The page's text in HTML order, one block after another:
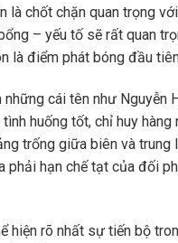
là chốt chặn quan trọng
– yếu tố sẽ rất quan
là điểm phát bóng đầu
cái tên như Nguyễn
huống tốt, chỉ huy
trống giữa biên và
phải hạn chế tạt của đối
hiện rõ nhất sự tiến bộ